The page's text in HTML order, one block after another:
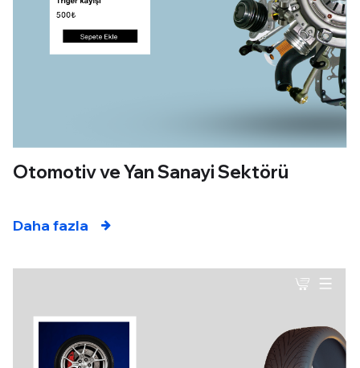
Otomotiv ve Yan Sanayi Sektörü
Daha fazla